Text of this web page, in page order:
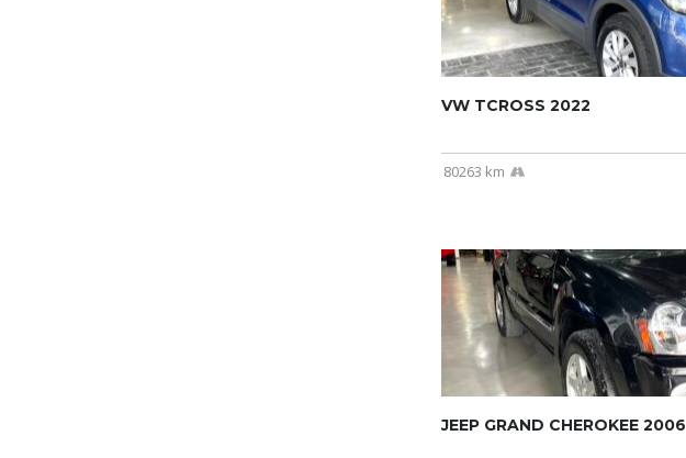
VW TCROSS 2022
80263 km
JEEP GRAND CHEROKEE 2006